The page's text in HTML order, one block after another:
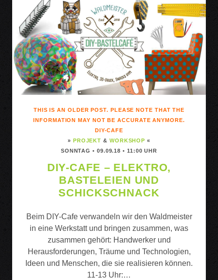
INCREDIBLE
CATHEADS
DJS
THIS IS AN OLDER POST. PLEASE NOTE THAT THE
INFORMATION MAY NOT BE ACCURATE ANYMORE.
DIY-CAFE
» PROJEKT & WORKSHOP «
SONNTAG • 09.09.18 • 11:00 UHR
DIY-CAFE – ELEKTRO,
BASTELEIEN UND
SCHICKSCHNACK
Beim DIY-Cafe verwandeln wir den Waldmeister
in eine Werkstatt und bringen zusammen, was
zusammen gehört: Handwerker und
Herausforderungen, Träume und Technologien,
Ideen und Menschen, die sie realisieren können.
11-13 Uhr:…